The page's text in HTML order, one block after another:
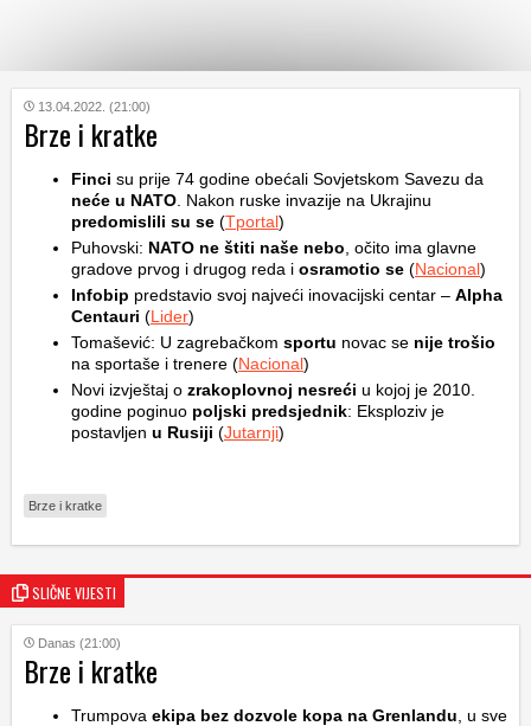
KATEGORIJE
HRVATSKI
WEB
13.04.2022. (21:00)
Brze i kratke
Finci su prije 74 godine obećali Sovjetskom Savezu da
neće u NATO . Nakon ruske invazije na Ukrajinu
predomislili su se (Tportal)
Puhovski: NATO ne štiti naše nebo , očito ima glavne
gradove prvog i drugog reda i osramotio se (Nacional)
Infobip predstavio svoj najveći inovacijski centar – Alpha
Centauri (Lider)
Tomašević: U zagrebačkom sportu novac se nije trošio
na sportaše i trenere (Nacional)
Novi izvještaj o zrakoplovnoj nesreći u kojoj je 2010.
godine poginuo poljski predsjednik: Eksploziv je
postavljen u Rusiji (Jutarnji)
Brze i kratke
SLIČNE VIJESTI
Danas (21:00)
Brze i kratke
Trumpova ekipa bez dozvole kopa na Grenlandu , u sve